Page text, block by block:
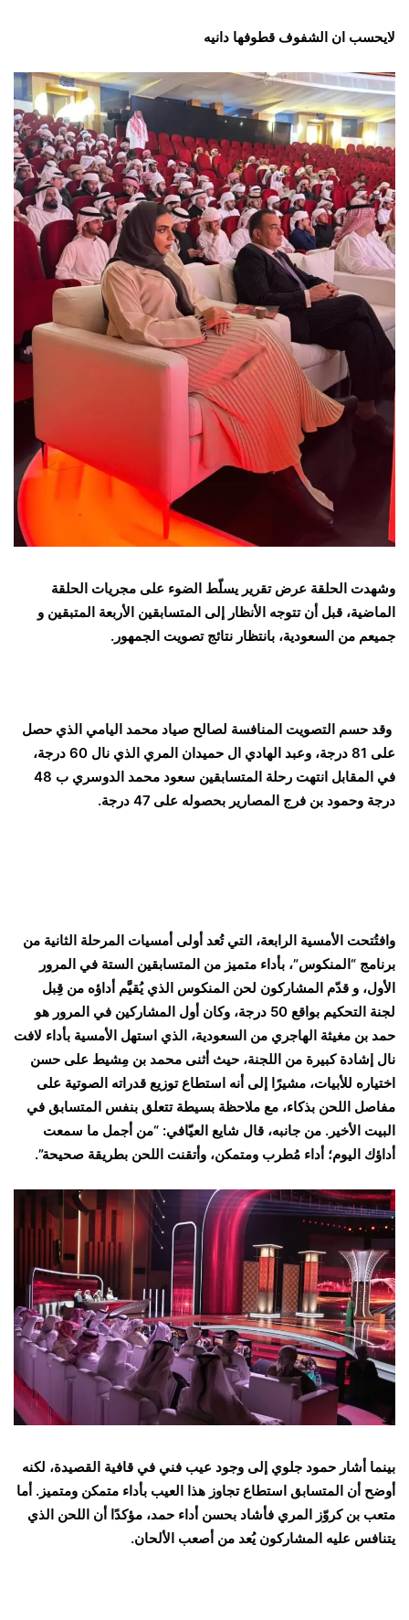
لايحسب ان الشفوف قطوفها دانيه
وشهدت الحلقة عرض تقرير يسلّط الضوء على مجريات الحلقة
الماضية، قبل أن تتوجه الأنظار إلى المتسابقين الأربعة المتبقين و
جميعم من السعودية، بانتظار نتائج تصويت الجمهور.
وقد حسم التصويت المنافسة لصالح صياد محمد اليامي الذي حصل
على 81 درجة، وعبد الهادي ال حميدان المري الذي نال 60 درجة،
في المقابل انتهت رحلة المتسابقين سعود محمد الدوسري ب 48
درجة وحمود بن فرج المصارير بحصوله على 47 درجة.
وافتُتحت الأمسية الرابعة، التي تُعد أولى أمسيات المرحلة الثانية من
برنامج “المنكوس”، بأداء متميز من المتسابقين الستة في المرور
الأول، و قدّم المشاركون لحن المنكوس الذي يُقيَّم أداؤه من قِبل
لجنة التحكيم بواقع 50 درجة، وكان أول المشاركين في المرور هو
حمد بن مغيثة الهاجري من السعودية، الذي استهل الأمسية بأداء لافت
نال إشادة كبيرة من اللجنة، حيث أثنى محمد بن مِشيط على حسن
اختياره للأبيات، مشيرًا إلى أنه استطاع توزيع قدراته الصوتية على
مفاصل اللحن بذكاء، مع ملاحظة بسيطة تتعلق بنفس المتسابق في
البيت الأخير. من جانبه، قال شايع العيّافي: “من أجمل ما سمعت
أداؤك اليوم؛ أداء مُطرب ومتمكن، وأتقنت اللحن بطريقة صحيحة”.
بينما أشار حمود جلوي إلى وجود عيب فني في قافية القصيدة، لكنه
أوضح أن المتسابق استطاع تجاوز هذا العيب بأداء متمكن ومتميز. أما
متعب بن كروّز المري فأشاد بحسن أداء حمد، مؤكدًا أن اللحن الذي
يتنافس عليه المشاركون يُعد من أصعب الألحان.